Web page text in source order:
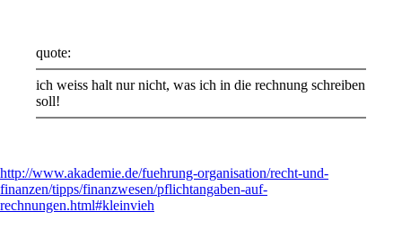
quote:
ich weiss halt nur nicht, was ich in die rechnung schreiben
soll!
http://www.akademie.de/fuehrung-organisation/recht-und-
finanzen/tipps/finanzwesen/pflichtangaben-auf-
rechnungen.html#kleinvieh